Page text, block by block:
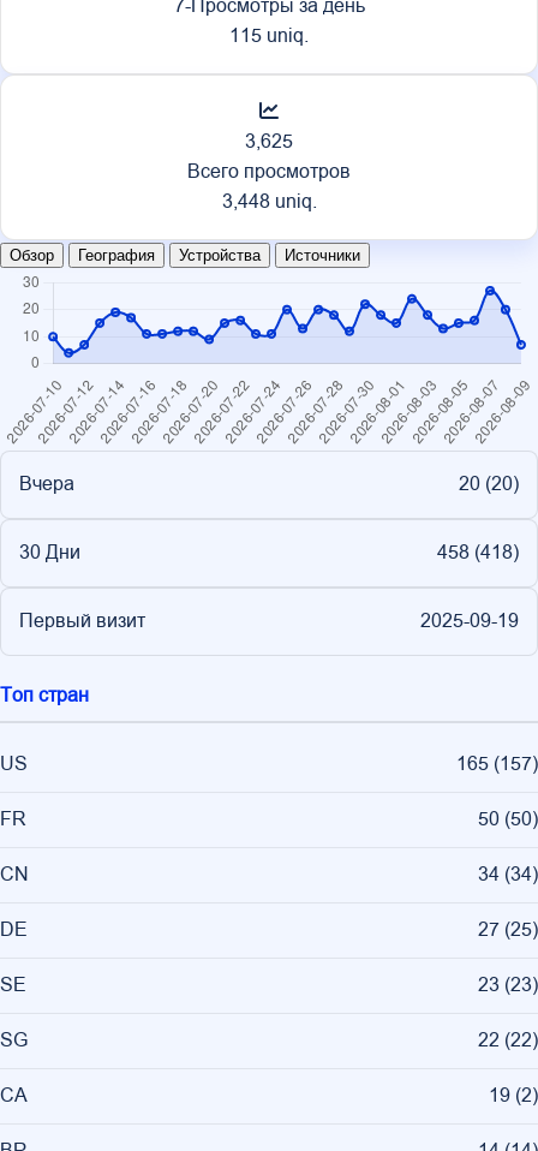
7-Просмотры за день
115 uniq.
3,625
Всего просмотров
3,448 uniq.
Обзор География Устройства Источники
Вчера 20 (20)
30 Дни 458 (418)
Первый визит 2025-09-19
Топ стран
US 165 (157)
FR 50 (50)
CN 34 (34)
DE 27 (25)
SE 23 (23)
SG 22 (22)
CA 19 (2)